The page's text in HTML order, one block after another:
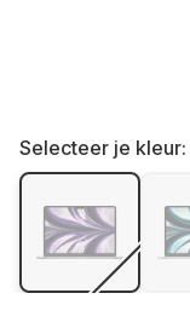
Selecteer je kleur: